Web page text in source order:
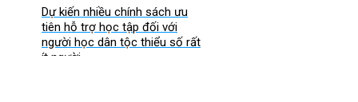
Dự kiến nhiều chính sách ưu
tiên hỗ trợ học tập đối với
người học dân tộc thiểu số rất
ít người